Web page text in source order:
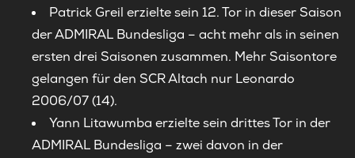
Patrick Greil erzielte sein 12. Tor in dieser Saison
der ADMIRAL Bundesliga – acht mehr als in seinen
ersten drei Saisonen zusammen. Mehr Saisontore
gelangen für den SCR Altach nur Leonardo
2006/07 (14).
Yann Litawumba erzielte sein drittes Tor in der
ADMIRAL Bundesliga – zwei davon in der